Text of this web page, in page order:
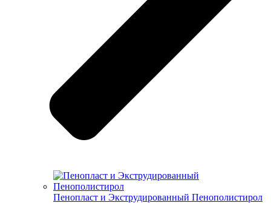
Пенопласт и Экструдированный Пенополистирол